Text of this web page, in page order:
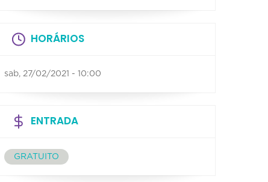
HORÁRIOS
sab, 27/02/2021 - 10:00
ENTRADA
GRATUITO